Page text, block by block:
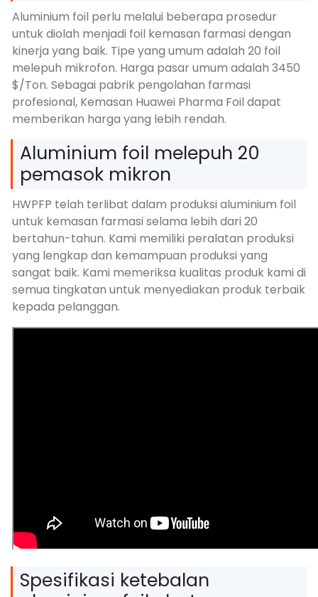
Aluminium foil perlu melalui beberapa prosedur
untuk diolah menjadi foil kemasan farmasi dengan
kinerja yang baik. Tipe yang umum adalah 20 foil
melepuh mikrofon. Harga pasar umum adalah 3450
$/Ton. Sebagai pabrik pengolahan farmasi
profesional, Kemasan Huawei Pharma Foil dapat
memberikan harga yang lebih rendah.
Aluminium foil melepuh 20
pemasok mikron
HWPFP telah terlibat dalam produksi aluminium foil
untuk kemasan farmasi selama lebih dari 20
bertahun-tahun. Kami memiliki peralatan produksi
yang lengkap dan kemampuan produksi yang
sangat baik. Kami memeriksa kualitas produk kami di
semua tingkatan untuk menyediakan produk terbaik
kepada pelanggan.
Spesifikasi ketebalan